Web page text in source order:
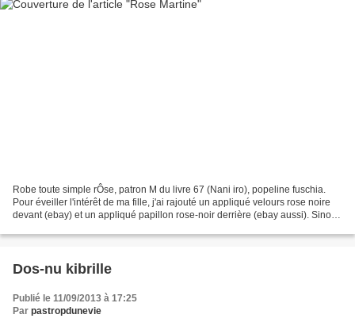
Robe toute simple rÔse, patron M du livre 67 (Nani iro), popeline fuschia.
Pour éveiller l'intérêt de ma fille, j'ai rajouté un appliqué velours rose noire
devant (ebay) et un appliqué papillon rose-noir derrière (ebay aussi). Sinon
Dos-nu kibrille
Publié le 11/09/2013 à 17:25
Par pastropdunevie